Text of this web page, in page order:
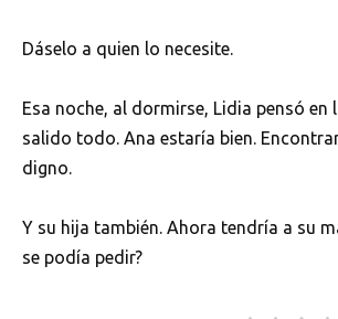
Dáselo a quien lo necesite.
Esa noche, al dormirse, Lidia pensó en
salido todo. Ana estaría bien.
digno.
Y su hija también. Ahora tendría a su
se podía pedir?